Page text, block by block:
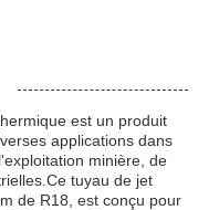
est un produit
applications dans
minière, de
tuyau de jet
de R18, est conçu pour